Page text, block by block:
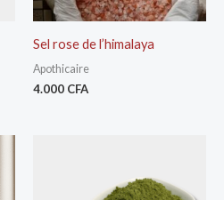
Sel rose de l’himalaya
Apothicaire
4.000 CFA